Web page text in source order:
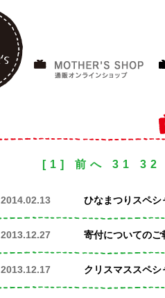
[1] 前へ 31 32
2014.02.13 ひなまつりスペシ
2013.12.27 寄付についてのご
2013.12.17 クリスマススペシ